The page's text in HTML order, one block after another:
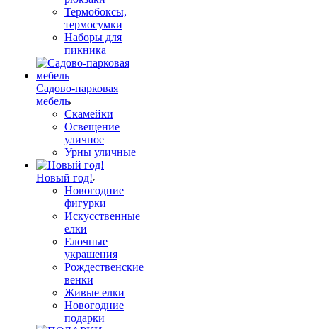
Термобоксы,
термосумки
Наборы для
пикника
Садово-парковая
мебель
Скамейки
Освещение
уличное
Урны уличные
Новый год!
Новогодние
фигурки
Искусственные
елки
Елочные
украшения
Рождественские
венки
Живые елки
Новогодние
подарки